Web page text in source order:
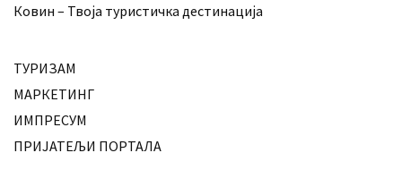
Ковин – Твоја туристичка дестинација
ТУРИЗАМ
МАРКЕТИНГ
ИМПРЕСУМ
ПРИЈАТЕЉИ ПОРТАЛА